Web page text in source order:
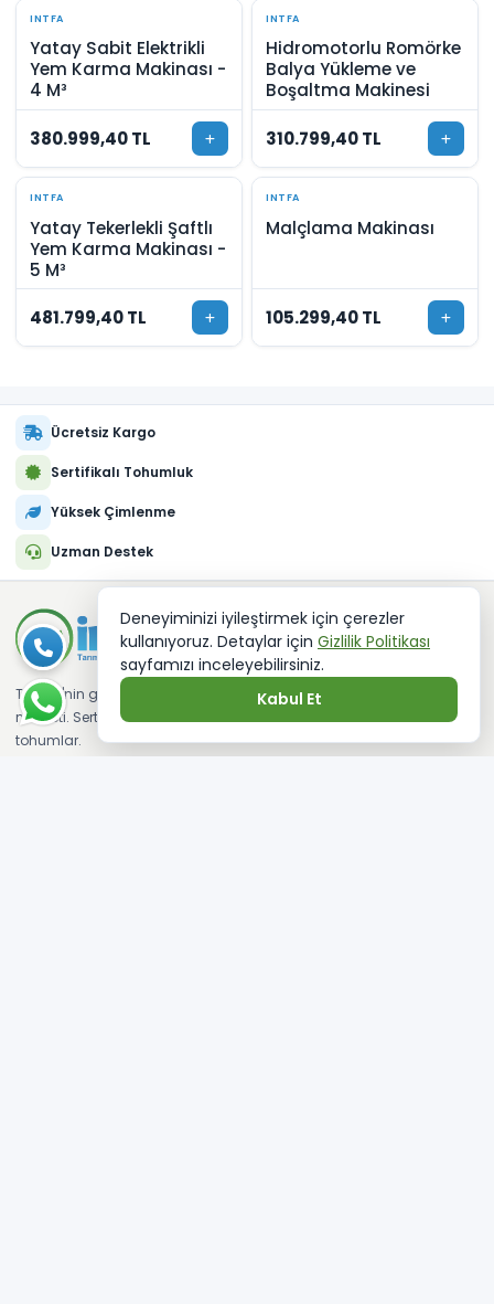
INTFA
Yatay Sabit Elektrikli
Yem Karma Makinası -
4 M³
380.999,40 TL
INTFA
Hidromotorlu Romörke
Balya Yükleme ve
Boşaltma Makinesi
310.799,40 TL
INTFA
Yatay Tekerlekli Şaftlı
Yem Karma Makinası -
5 M³
481.799,40 TL
INTFA
Malçlama Makinası
105.299,40 TL
Ücretsiz Kargo
Sertifikalı Tohumluk
Yüksek Çimlenme
Uzman Destek
Türkiye'nin güvenilir tarımsal alışveriş
marketi. Sertifikalı fideler ve kaliteli
tohumlar.
Deneyiminizi iyileştirmek için çerezler
kullanıyoruz. Detaylar için Gizlilik Politikası
sayfamızı inceleyebilirsiniz.
Kabul Et